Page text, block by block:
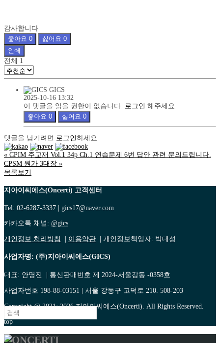
감사합니다
좋아요 0 싫어요 0
인쇄
전체 1
GICS
2025-10-16 13:32
이 댓글을 읽을 권한이 없습니다.
로그인 해주세요.
좋아요 0 싫어요 0
댓글을 남기려면 로그인하세요.
« CPIM 주교재 Vol.1 34p Ch.1 연습문제 6번 답안 관련 문의드립니다.
CPSM 원가 3대장 »
목록보기
지아이씨에스(Oncerti) 고객센터
Tel: 02-6287-3337 | gics17@naver.com
카카오톡 채널: @gics
개인정보 처리방침 이용약관 | 개인정보책임자: 박대성
사업자명: (주)지아이씨에스(GICS)
대표: 안명진 | 통신판매번호 제 2024-서울강동 -0358호
사업자번호 198-88-03151 | 서울 강동구 고덕로 210. 508-203
Copyright @ 2021~2026 지아이씨에스(Oncerti). All Rights Reserved.
top